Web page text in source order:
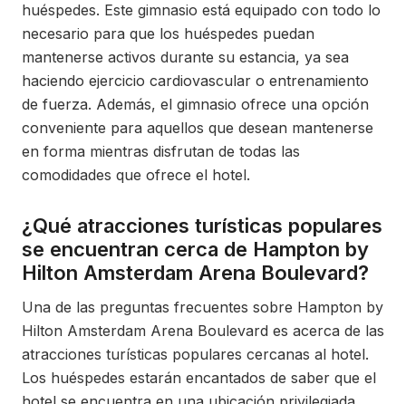
huéspedes. Este gimnasio está equipado con todo lo
necesario para que los huéspedes puedan
mantenerse activos durante su estancia, ya sea
haciendo ejercicio cardiovascular o entrenamiento
de fuerza. Además, el gimnasio ofrece una opción
conveniente para aquellos que desean mantenerse
en forma mientras disfrutan de todas las
comodidades que ofrece el hotel.
¿Qué atracciones turísticas populares
se encuentran cerca de Hampton by
Hilton Amsterdam Arena Boulevard?
Una de las preguntas frecuentes sobre Hampton by
Hilton Amsterdam Arena Boulevard es acerca de las
atracciones turísticas populares cercanas al hotel.
Los huéspedes estarán encantados de saber que el